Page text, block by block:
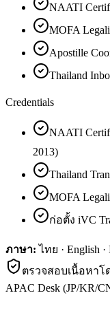
NAATI
MOFA
Apostille
Thailand
Credentials
NAATI
2013)
Thailand
MOFA
ก่อตั้ง iVC
ภาษา: ไทย · English ·
ตรวจสอบเนื้อหาโ
APAC Desk (JP/KR/